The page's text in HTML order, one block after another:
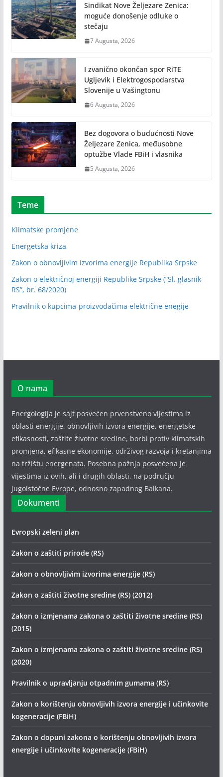
Sindikat Nove Željezare Zenica:
moguće donošenje odluke o
stečaju
7 Augusta, 2026
I zvanično okončan spor RiTE
Ugljevik i Elektrogospodarstva
Slovenije u Vašingtonu
6 Augusta, 2026
Bez dogovora o budućnosti Nove
Željezare Zenica, međusobne
optužbe Vlade FBiH i vlasnika
5 Augusta, 2026
Teme
Klimatske promjene
Energetska kriza
Zakon o obnovljivim izvorima energije Republika Srpske
Zakon o električnoj energiji Republike Srpske (“Sl. glasnik
RS”, br. 68/2020)
Pravilnik o kupcima-proizvođačima električne enegije
O nama
Energologija je sajt posvećen prvenstveno vijestima iz
oblasti energije, obnovljivih izvora energije, energetske
efikasnosti, zaštite životne sredine, borbi protiv klimatskih
promjena, efikasne ekonomije, održivog razvoja i kretanjima
na tržištu energenata. Posebna pažnja posvećena je
vijestima iz ovih, ali i drugih oblasti, na području
jugoistočne Evrope, odnosno zapadnog Balkana.
Dokumenti
Evropski zeleni plan
Zakon o zaštiti prirode (RS)
Zakon o obnovljivim izvorima energije (RS)
Zakon o zaštiti životne sredine (RS) (2012)
Zakon o izmjenama zakona o zaštiti životne sredine (RS)
(2015)
Zakon o izmjenama zakona o zaštiti životne sredine (RS)
(2020)
Pravilnik o upravljanju otpadnim gumama (RS)
Zakon o korištenju obnovljivih izvora energije i učinkovite
kogeneracije (FBiH)
Zakon o dopuni zakona o korištenju obnovljivih izvora
energije i učinkovite kogeneracije (FBiH)